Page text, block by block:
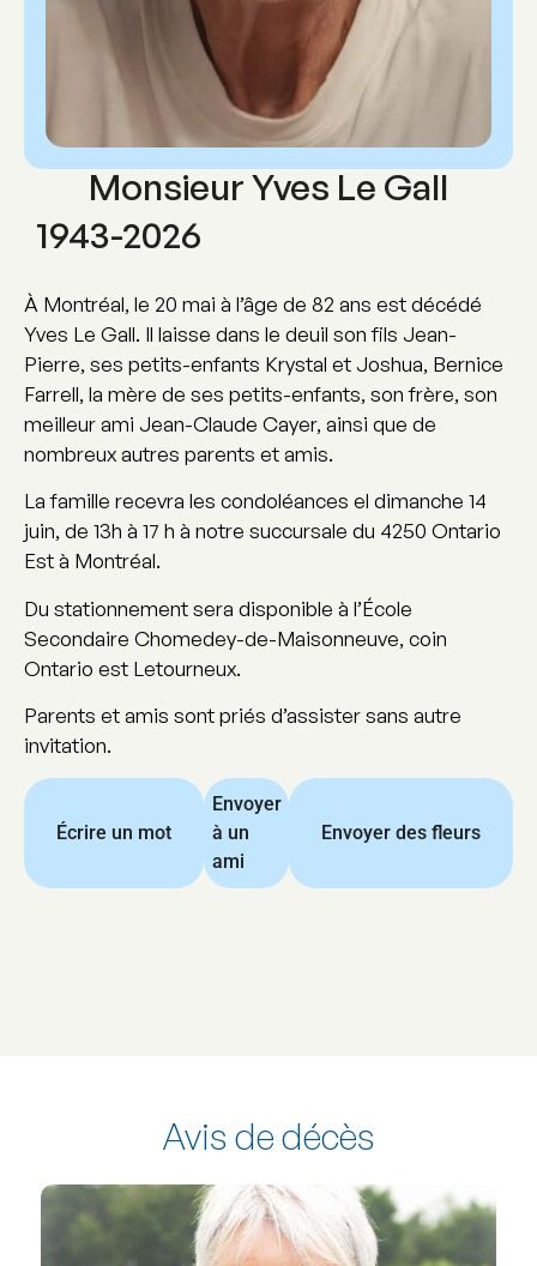
À Montréal, le 20 mai à l’âge de 82 ans est décédé
Yves Le Gall. Il laisse dans le deuil son fils Jean-
Pierre, ses petits-enfants Krystal et Joshua, Bernice
Farrell, la mère de ses petits-enfants, son frère, son
meilleur ami Jean-Claude Cayer, ainsi que de
nombreux autres parents et amis.
La famille recevra les condoléances el dimanche 14
juin, de 13h à 17 h à notre succursale du 4250 Ontario
Est à Montréal.
Du stationnement sera disponible à l’École
Secondaire Chomedey-de-Maisonneuve, coin
Ontario est Letourneux.
Parents et amis sont priés d’assister sans autre
invitation.
Écrire un mot
Envoyer
à un
ami
Envoyer des fleurs
Monsieur Yves Le Gall
1943-2026
Avis de décès